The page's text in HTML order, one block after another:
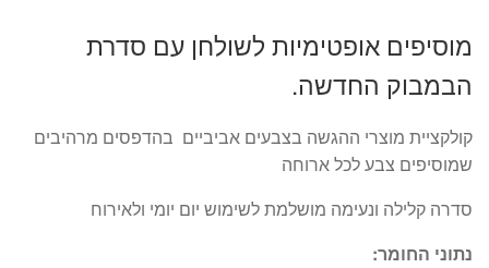
עד
מוסיפים אופטימיות לשולחן עם סדרת
הבמבוק החדשה.
קולקציית מוצרי ההגשה בצבעים אביביים בהדפסים מרהיבים
שמוסיפים צבע לכל ארוחה
סדרה קלילה ונעימה מושלמת לשימוש יום יומי ולאירוח
נתוני החומר: